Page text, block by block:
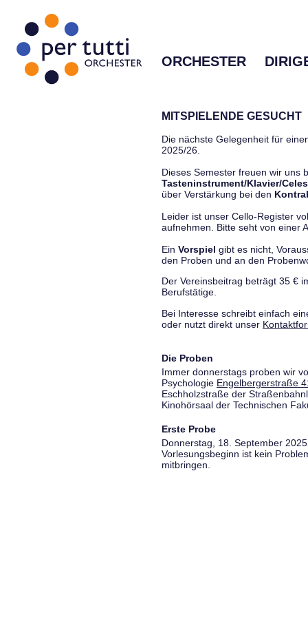
ORCHESTER
MITSPIELENDE GESUCHT
Die nächste Gelegenheit für
2025/26.
Dieses Semester freuen wir uns
Tasteninstrument/Klavier/
über Verstärkung bei den
Leider ist unser Cello-Register
aufnehmen. Bitte seht von einer
Ein Vorspiel gibt es nicht,
den Proben und an den
Der Vereinsbeitrag beträgt 35 €
Berufstätige.
Bei Interesse schreibt einfach
oder nutzt direkt unser
Die Proben
Immer donnerstags proben wir
Psychologie Engelbergerstraße
Eschholzstraße der
Kinohörsaal der Technischen
Erste Probe
Donnerstag, 18. September
Vorlesungsbeginn ist kein
mitbringen.